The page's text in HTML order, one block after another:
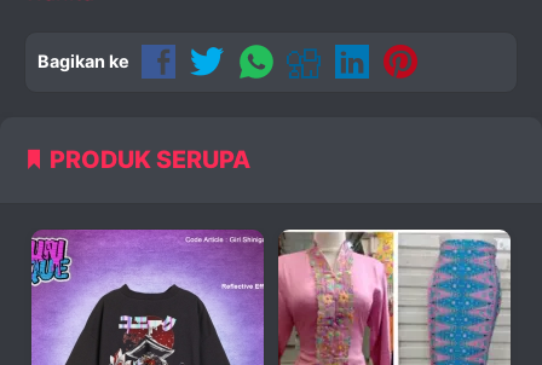
Bagikan ke
PRODUK SERUPA